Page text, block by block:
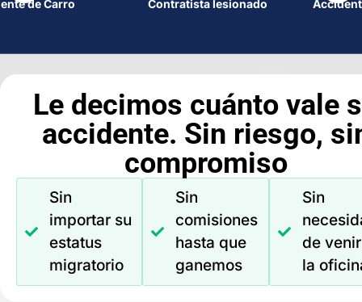
de Carro
Contratista lesionado
Le decimos cuánto vale
accidente. Sin riesgo,
compromiso
Sin
importar su
estatus
migratorio
Sin
comisiones
hasta que
ganemos
Sin
de
la